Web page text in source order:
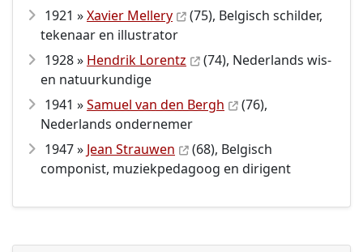
1921 »Xavier Mellery
(75), Belgisch schilder,
tekenaar en illustrator
1928 » Hendrik Lorentz
(74), Nederlands wis-
en natuurkundige
1941 »Samuel van den Bergh
(76),
Nederlands ondernemer
1947 » Jean Strauwen
(68), Belgisch
componist, muziekpedagoog en dirigent